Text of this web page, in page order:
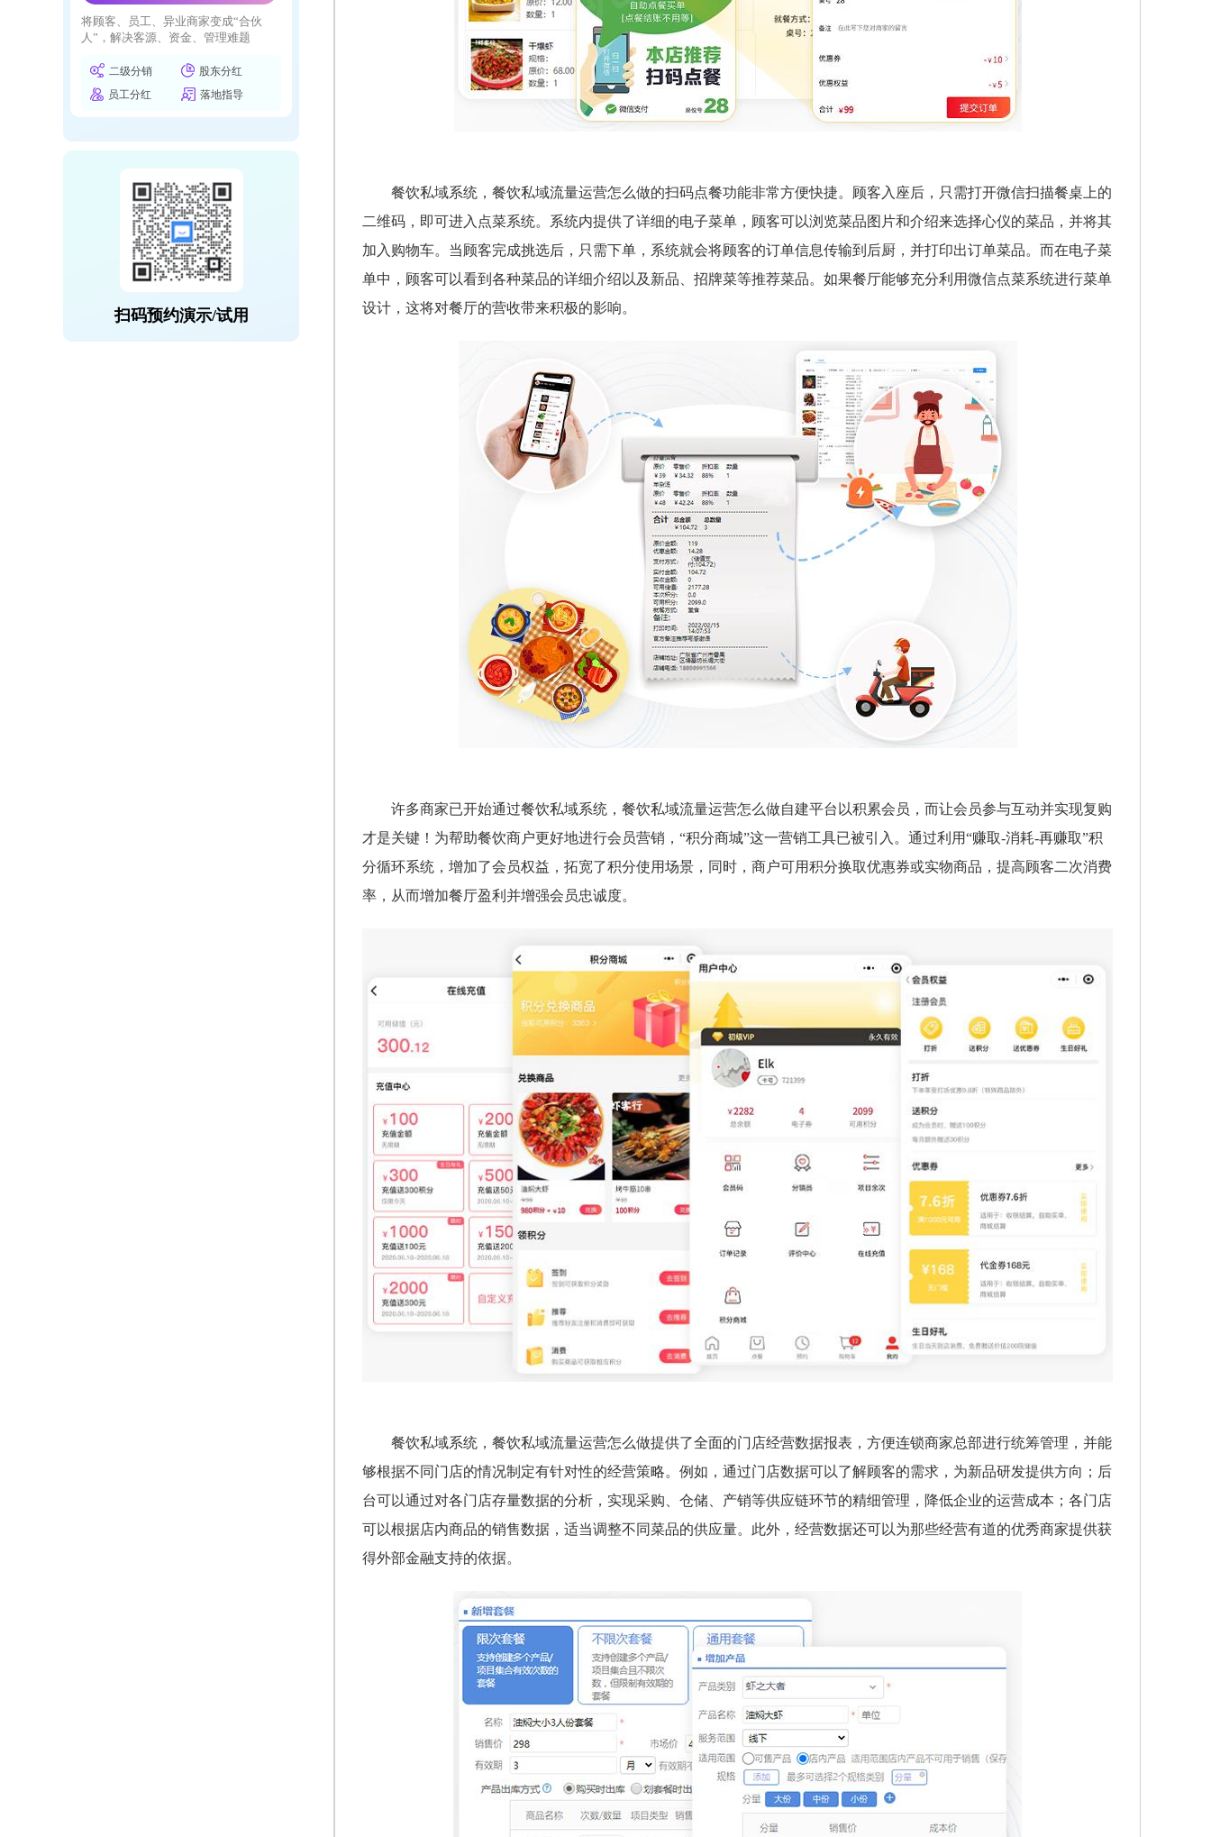
将顾客、员工、异业商家变成“合伙
人”，解决客源、资金、管理难题
二级分销
股东分红
员工分红
落地指导
扫码预约演示/试用
餐饮私域系统，餐饮私域流量运营怎么做的扫码点餐功能非常方便快捷。顾客入座后，只需打开微信扫描餐桌上的
二维码，即可进入点菜系统。系统内提供了详细的电子菜单，顾客可以浏览菜品图片和介绍来选择心仪的菜品，并将其
加入购物车。当顾客完成挑选后，只需下单，系统就会将顾客的订单信息传输到后厨，并打印出订单菜品。而在电子菜
单中，顾客可以看到各种菜品的详细介绍以及新品、招牌菜等推荐菜品。如果餐厅能够充分利用微信点菜系统进行菜单
设计，这将对餐厅的营收带来积极的影响。
许多商家已开始通过餐饮私域系统，餐饮私域流量运营怎么做自建平台以积累会员，而让会员参与互动并实现复购
才是关键！为帮助餐饮商户更好地进行会员营销，“积分商城”这一营销工具已被引入。通过利用“赚取-消耗-再赚取”积
分循环系统，增加了会员权益，拓宽了积分使用场景，同时，商户可用积分换取优惠券或实物商品，提高顾客二次消费
率，从而增加餐厅盈利并增强会员忠诚度。
餐饮私域系统，餐饮私域流量运营怎么做提供了全面的门店经营数据报表，方便连锁商家总部进行统筹管理，并能
够根据不同门店的情况制定有针对性的经营策略。例如，通过门店数据可以了解顾客的需求，为新品研发提供方向；后
台可以通过对各门店存量数据的分析，实现采购、仓储、产销等供应链环节的精细管理，降低企业的运营成本；各门店
可以根据店内商品的销售数据，适当调整不同菜品的供应量。此外，经营数据还可以为那些经营有道的优秀商家提供获
得外部金融支持的依据。